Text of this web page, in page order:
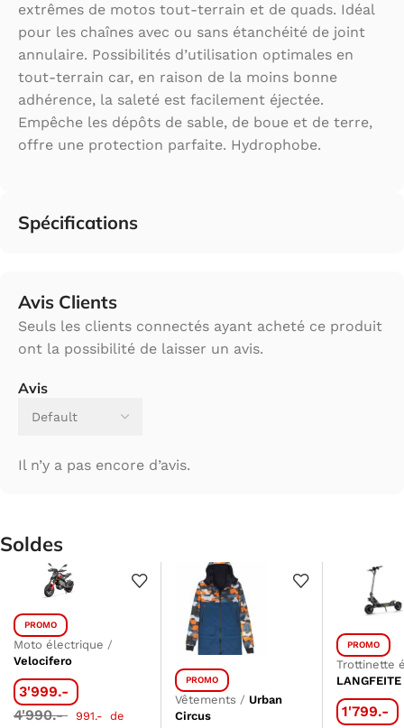
extrêmes de motos tout-terrain et de quads. Idéal
pour les chaînes avec ou sans étanchéité de joint
annulaire. Possibilités d’utilisation optimales en
tout-terrain car, en raison de la moins bonne
adhérence, la saleté est facilement éjectée.
Empêche les dépôts de sable, de boue et de terre,
offre une protection parfaite. Hydrophobe.
Spécifications
Avis Clients
Avis
Il n’y a pas encore d’avis.
Seuls les clients connectés ayant acheté ce produit
ont la possibilité de laisser un avis.
Soldes
PROMO
Moto électrique /
Velocifero
3'999.-
4'990.-
991.- de
PROMO
Vêtements / Urban
Circus
PROMO
Trottinette
LANGFEITE
1'799.-